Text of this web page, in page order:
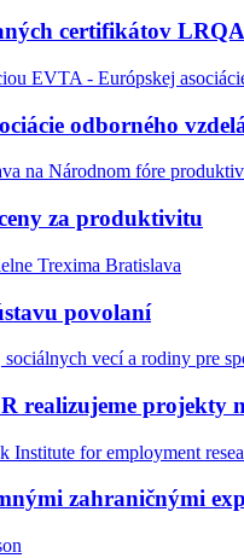
certifikátov LRQA
odborného
za produktivitu
povolaní
realizujeme projekty
zahraničnými